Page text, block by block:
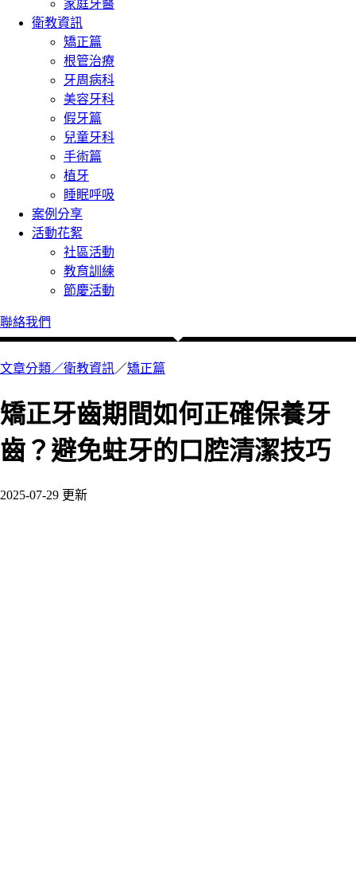
家庭牙醫
衛教資訊
矯正篇
根管治療
牙周病科
美容牙科
假牙篇
兒童牙科
手術篇
植牙
睡眠呼吸
案例分享
活動花絮
社區活動
教育訓練
節慶活動
聯絡我們
文章分類／衛教資訊／矯正篇
矯正牙齒期間如何正確保養牙
齒？避免蛀牙的口腔清潔技巧
2025-07-29 更新